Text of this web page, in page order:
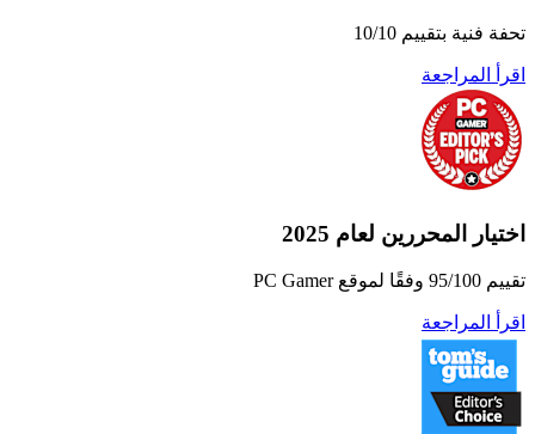
تحفة فنية بتقييم 10/10
اقرأ المراجعة
اختيار المحررين لعام 2025
تقييم 95/100 وفقًا لموقع PC Gamer
اقرأ المراجعة